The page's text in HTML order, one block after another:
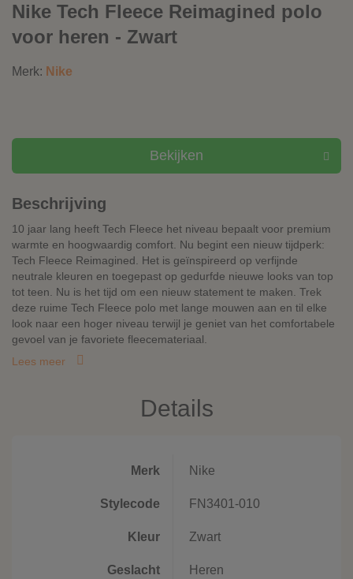
Nike Tech Fleece Reimagined polo
voor heren - Zwart
Merk: Nike
Bekijken
Beschrijving
10 jaar lang heeft Tech Fleece het niveau bepaalt voor premium
warmte en hoogwaardig comfort. Nu begint een nieuw tijdperk:
Tech Fleece Reimagined. Het is geïnspireerd op verfijnde
neutrale kleuren en toegepast op gedurfde nieuwe looks van top
tot teen. Nu is het tijd om een nieuw statement te maken. Trek
deze ruime Tech Fleece polo met lange mouwen aan en til elke
look naar een hoger niveau terwijl je geniet van het comfortabele
gevoel van je favoriete fleecemateriaal.
Lees meer
Details
Merk Nike
Stylecode FN3401-010
Kleur Zwart
Geslacht Heren